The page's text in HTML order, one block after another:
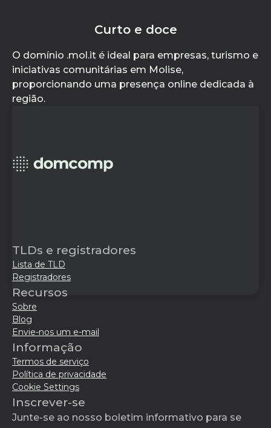
Curto e doce
O domínio .mol.it é ideal para empresas, turismo e
iniciativas comunitárias em Molise,
proporcionando uma presença online dedicada à
região.
TLDs e registradores
Lista de TLD
Registradores
Recursos
Sobre
Blog
Envie-nos um e-mail
Informação
Termos de serviço
Política de privacidade
Cookie Settings
Inscrever-se
Junte-se ao nosso boletim informativo para se